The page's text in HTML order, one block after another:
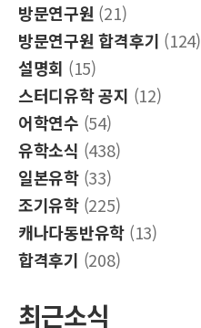
방문연구원 (21)
방문연구원 합격후기 (124)
설명회 (15)
스터디유학 공지 (12)
어학연수 (54)
유학소식 (438)
일본유학(33)
조기유학(225)
캐나다동반유학 (13)
합격후기 (208)
최근소식